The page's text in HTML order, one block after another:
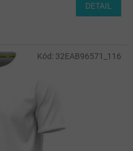
DETAIL
Kód: 32EAB96571_116